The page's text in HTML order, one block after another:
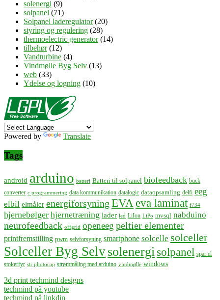
solenergi (9)
solpanel (71)
Solpanel laderegulator(20)
styring og regulering (28)
thermoelectric generator(14)
tilbehør(12)
Vandturbine (4)
Vindmølle Byg Selv (13)
web (33)
Ydelse og logning (10)
Powered by Translate
Tags
android arduino batteri Batteri til solpanel biofeedback buck
converter c programmering data kommunikation datalogic dataopsamling delfi eeg
elbil elmåler energiforsyning EVA eva laminat f734
hjernebølger hjernetræning lader led LiIon LiPo mysql nabduino
neurofeedback offgrid openeeg peltier elementer
printfremstilling pwm selvforsyning smartphone solcelle solceller
Solceller Byg Selvsolenergisolpanel spar el
stokerfyr str photocap strømmåling med arduino vindmølle windows
3d print techmind designs
techmind på youtube
techmind på linkdin